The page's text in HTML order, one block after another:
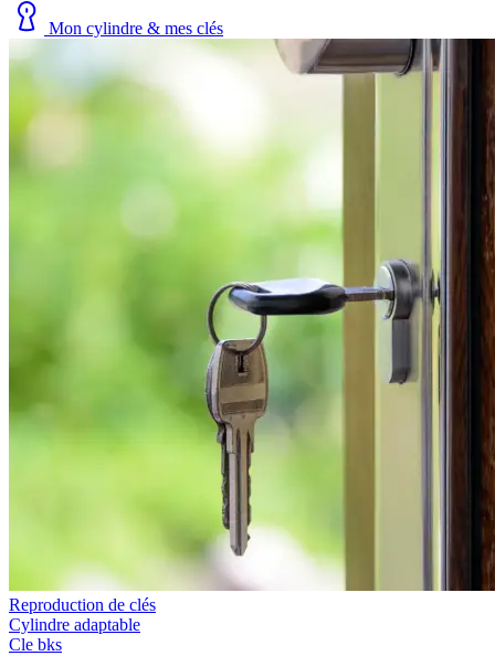
Mon cylindre & mes clés
Reproduction de clés
Cylindre adaptable
Cle bks